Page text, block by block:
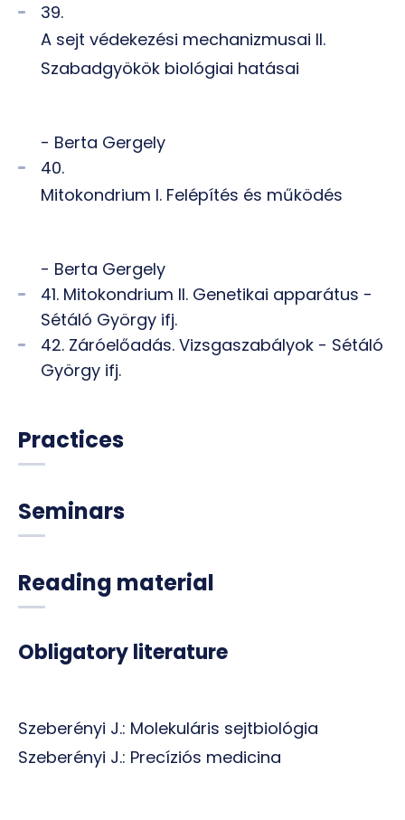
39.
A sejt védekezési mechanizmusai II.
Szabadgyökök biológiai hatásai
- Berta Gergely
40.
Mitokondrium I. Felépítés és működés
- Berta Gergely
41. Mitokondrium II. Genetikai apparátus -
Sétáló György ifj.
42. Záróelőadás. Vizsgaszabályok - Sétáló
György ifj.
Practices
Seminars
Reading material
Obligatory literature
Szeberényi J.: Molekuláris sejtbiológia
Szeberényi J.: Precíziós medicina